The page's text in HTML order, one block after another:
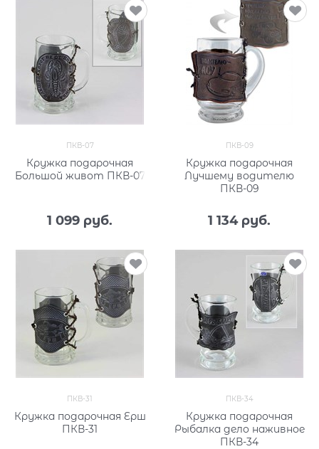
ПКВ-07
Кружка подарочная
Большой живот ПКВ-07
1 099 руб.
ПКВ-09
Кружка подарочная
Лучшему водителю
ПКВ-09
1 134 руб.
ПКВ-31
Кружка подарочная Ерш
ПКВ-31
ПКВ-34
Кружка подарочная
Рыбалка дело наживное
ПКВ-34